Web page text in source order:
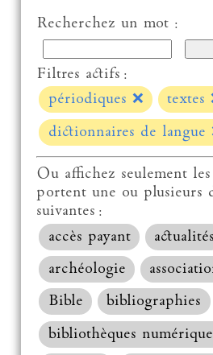
Recherchez un mot :
Filtres actifs :
périodiques ❌ textes
dictionnaires de langue
Ou affichez seulement
portent une ou plusieurs
suivantes :
accès payant
actualités
archéologie
Bible
bibliographies
bibliothèques